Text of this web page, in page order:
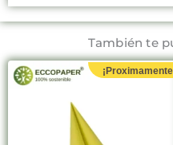
También te